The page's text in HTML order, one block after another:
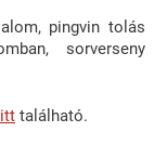
pingvin tolás
sorverseny
itt található.